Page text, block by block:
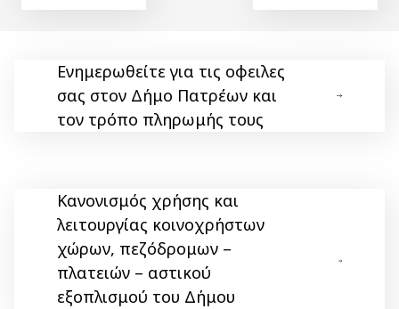
Ενημερωθείτε για τις οφειλες
σας στον Δήμο Πατρέων και
τον τρόπο πληρωμής τους
Κανονισμός χρήσης και
λειτουργίας κοινοχρήστων
χώρων, πεζόδρομων –
πλατειών – αστικού
εξοπλισμού του Δήμου